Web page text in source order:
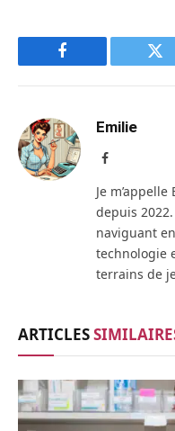
Facebook
Emilie
Facebook
Je
depuis
naviguant
technologie
terrains de
ARTICLES